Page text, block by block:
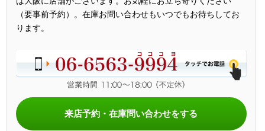
（要事前予約）。在庫お問い合わせもいつでもお待ちしてお
ります。
来店予約・在庫問い合わせをする